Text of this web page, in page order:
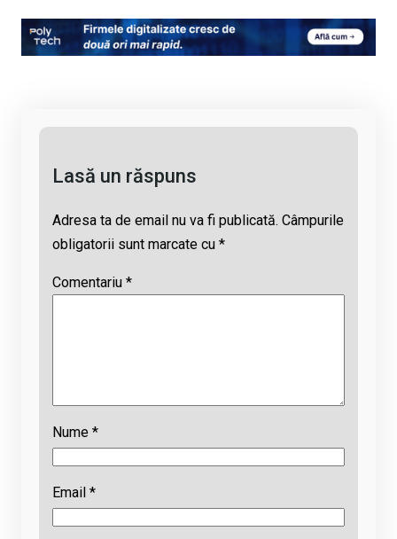
py
Li
ce
b
at
s
e
a
ail
Lasă un răspuns
Adresa ta de email nu va fi publicată. Câmpurile
obligatorii sunt marcate cu *
Comentariu *
Nume *
Email *